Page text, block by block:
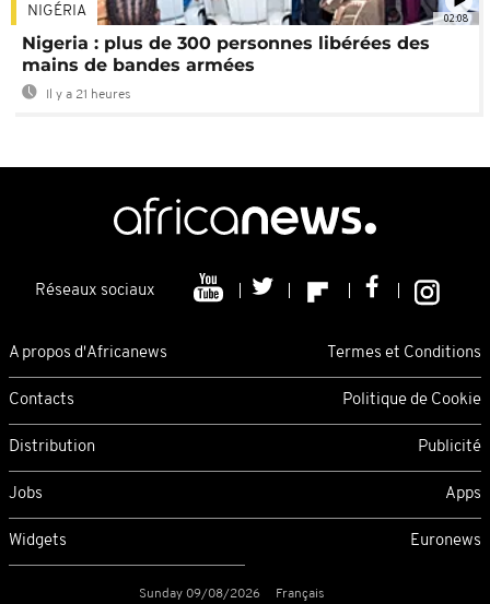
02:08
NIGÉRIA
Nigeria : plus de 300 personnes libérées des
mains de bandes armées
Il y a 21 heures
Réseaux sociaux
A propos d'Africanews Termes et Conditions
Contacts Politique de Cookie
Distribution Publicité
Jobs Apps
Widgets Euronews
Sunday 09/08/2026